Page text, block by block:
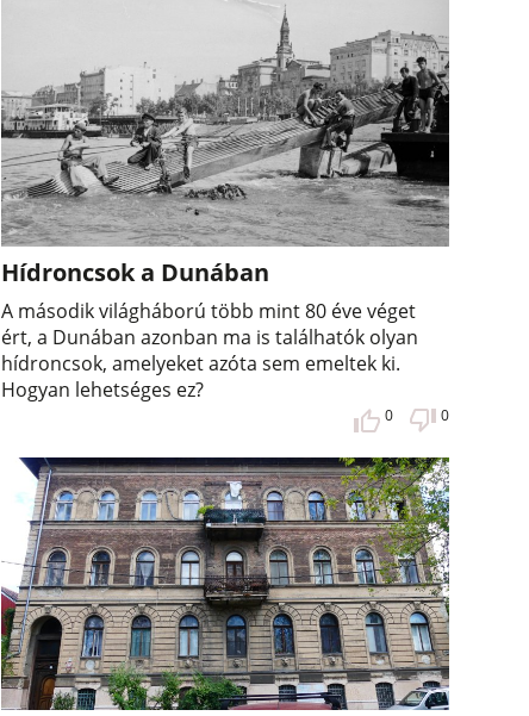
Hídroncsok a Dunában
A második világháború több mint 80 éve véget
ért, a Dunában azonban ma is találhatók olyan
hídroncsok, amelyeket azóta sem emeltek ki.
Hogyan lehetséges ez?
0 0